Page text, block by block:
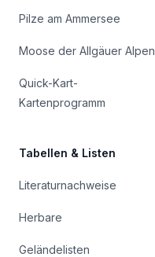
Pilze am Ammersee
Moose der Allgäuer Alpen
Quick-Kart-
Kartenprogramm
Tabellen & Listen
Literaturnachweise
Herbare
Geländelisten